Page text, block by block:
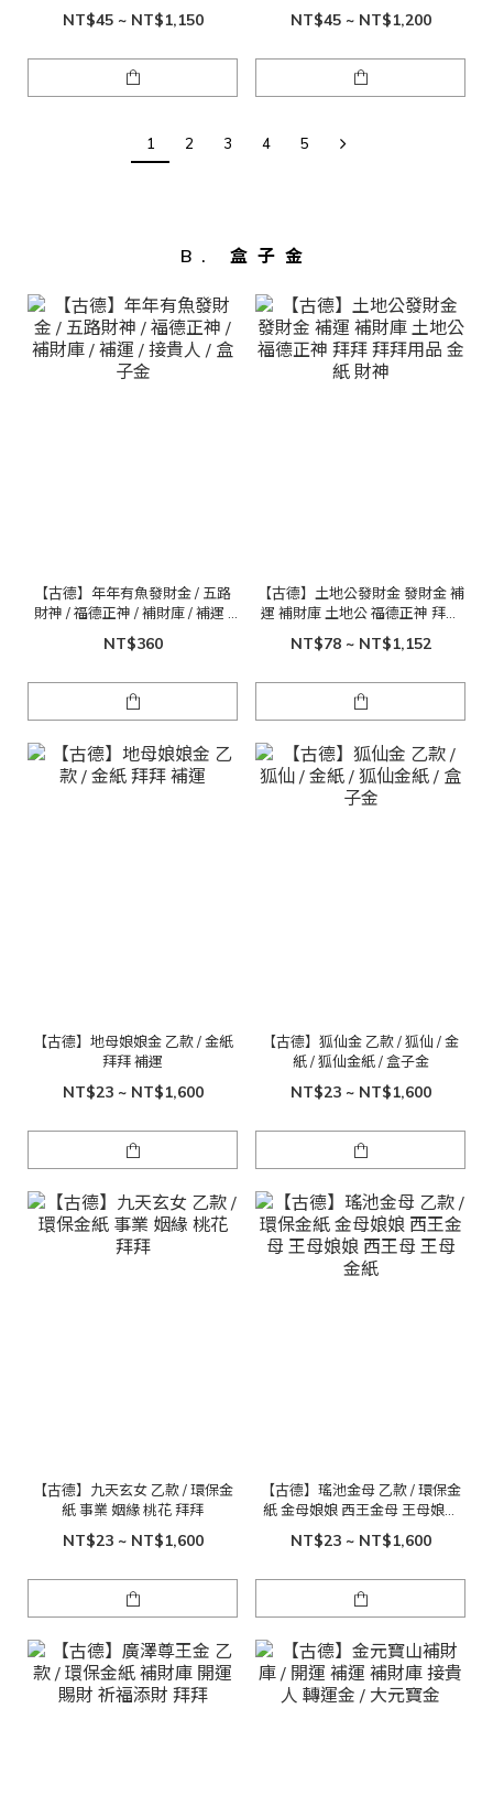
NT$45 ~ NT$1,150 NT$45 ~ NT$1,200
1 2 3 4 5
B. 盒子金
【古德】年年有魚發財金 / 五路
財神 / 福德正神 / 補財庫 / 補運 /
接貴人 / 盒子金
NT$360
【古德】土地公發財金 發財金 補
運 補財庫 土地公 福德正神 拜拜
拜拜用品 金紙 財神
NT$78 ~ NT$1,152
【古德】地母娘娘金 乙款 / 金紙
拜拜 補運
NT$23 ~ NT$1,600
【古德】狐仙金 乙款 / 狐仙 / 金
紙 / 狐仙金紙 / 盒子金
NT$23 ~ NT$1,600
【古德】九天玄女 乙款 / 環保金
紙 事業 姻緣 桃花 拜拜
NT$23 ~ NT$1,600
【古德】瑤池金母 乙款 / 環保金
紙 金母娘娘 西王金母 王母娘娘
西王母 王母 金紙
NT$23 ~ NT$1,600